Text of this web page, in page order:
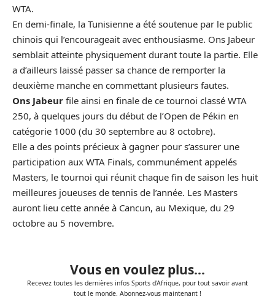
WTA.
En demi-finale, la Tunisienne a été soutenue par le public
chinois qui l’encourageait avec enthousiasme. Ons Jabeur
semblait atteinte physiquement durant toute la partie. Elle
a d’ailleurs laissé passer sa chance de remporter la
deuxième manche en commettant plusieurs fautes.
Ons Jabeur file ainsi en finale de ce tournoi classé WTA
250, à quelques jours du début de l’Open de Pékin en
catégorie 1000 (du 30 septembre au 8 octobre).
Elle a des points précieux à gagner pour s’assurer une
participation aux WTA Finals, communément appelés
Masters, le tournoi qui réunit chaque fin de saison les huit
meilleures joueuses de tennis de l’année. Les Masters
auront lieu cette année à Cancun, au Mexique, du 29
octobre au 5 novembre.
Vous en voulez plus...
Recevez toutes les dernières infos Sports d'Afrique, pour tout savoir avant
tout le monde. Abonnez-vous maintenant !